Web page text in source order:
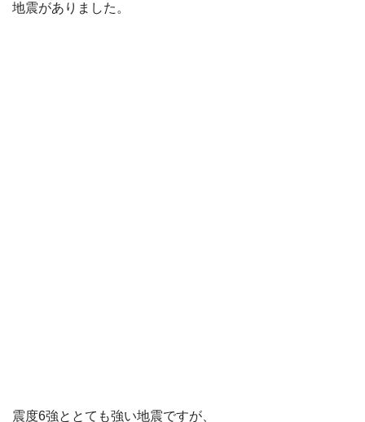
地震がありました。
震度6強ととても強い地震ですが、